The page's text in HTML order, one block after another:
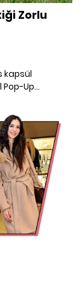
Zorlu
kapsül
Pop-Up